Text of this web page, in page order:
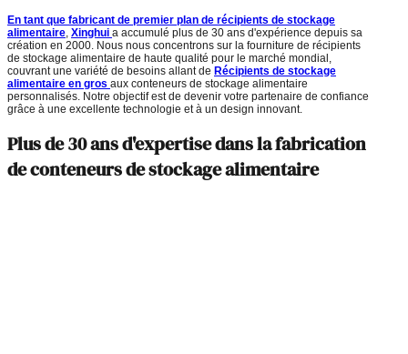
En tant que fabricant de premier plan de récipients de stockage
alimentaire, Xinghui a accumulé plus de 30 ans d'expérience depuis sa
création en 2000. Nous nous concentrons sur la fourniture de récipients
de stockage alimentaire de haute qualité pour le marché mondial,
couvrant une variété de besoins allant de Récipients de stockage
alimentaire en gros aux conteneurs de stockage alimentaire
personnalisés. Notre objectif est de devenir votre partenaire de confiance
grâce à une excellente technologie et à un design innovant.
Plus de 30 ans d'expertise dans la fabrication
de conteneurs de stockage alimentaire